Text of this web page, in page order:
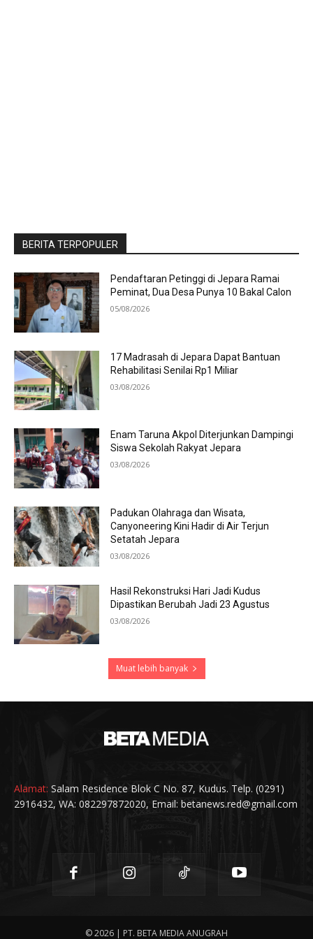
BERITA TERPOPULER
Pendaftaran Petinggi di Jepara Ramai
Peminat, Dua Desa Punya 10 Bakal Calon
05/08/2026
17 Madrasah di Jepara Dapat Bantuan
Rehabilitasi Senilai Rp1 Miliar
03/08/2026
Enam Taruna Akpol Diterjunkan Dampingi
Siswa Sekolah Rakyat Jepara
03/08/2026
Padukan Olahraga dan Wisata,
Canyoneering Kini Hadir di Air Terjun
Setatah Jepara
03/08/2026
Hasil Rekonstruksi Hari Jadi Kudus
Dipastikan Berubah Jadi 23 Agustus
03/08/2026
Muat lebih banyak
Alamat: Salam Residence Blok C No. 87, Kudus. Telp. (0291)
2916432, WA: 082297872020, Email: betanews.red@gmail.com
© 2026 | PT. BETA MEDIA ANUGRAH